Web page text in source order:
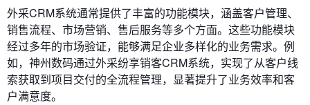
外采CRM系统通常提供了丰富的功能模块，涵盖客户管理、
销售流程、市场营销、售后服务等多个方面。这些功能模块
经过多年的市场验证，能够满足企业多样化的业务需求。例
如，神州数码通过外采纷享销客CRM系统，实现了从客户线
索获取到项目交付的全流程管理，显著提升了业务效率和客
户满意度。